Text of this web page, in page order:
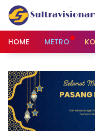
Langsung
konten
HOME
METRO